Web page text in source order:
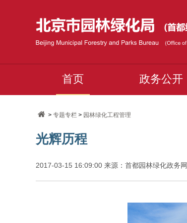
首页 政务公开
>专题专栏 > 园林绿化工程管理
光辉历程
2017-03-15 16:09:00 来源：首都园林绿化政务网